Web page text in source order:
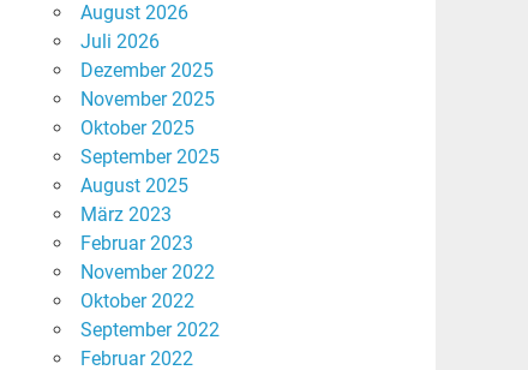
August 2026
Juli 2026
Dezember 2025
November 2025
Oktober 2025
September 2025
August 2025
März 2023
Februar 2023
November 2022
Oktober 2022
September 2022
Februar 2022